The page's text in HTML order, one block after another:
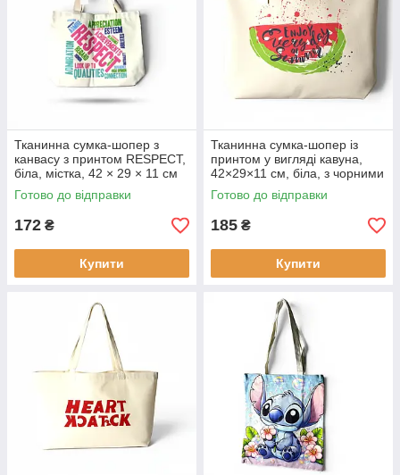
Тканинна сумка-шопер з
канвасу з принтом RESPECT,
біла, містка, 42 × 29 × 11 см
Готово до відправки
172 ₴
Купити
Тканинна сумка-шопер із
принтом у вигляді кавуна,
42×29×11 см, біла, з чорними
ручками
Готово до відправки
185 ₴
Купити